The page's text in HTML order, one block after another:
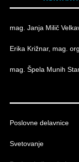
mag. Janja Milič
Erika Križnar, mag. org.
mag. Špela Munih
Poslovne delavnice
Svetovanje